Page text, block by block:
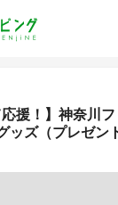
応援！】神奈川
ッズ（プレゼン